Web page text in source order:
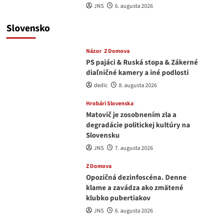
JNS 6. augusta 2026
Slovensko
Názor Z Domova
PS pajáci & Ruská stopa & Zákerné
diaľničné kamery a iné podlosti
dedic 8. augusta 2026
Hrobári Slovenska
Matovič je zosobnením zla a
degradácie politickej kultúry na
Slovensku
JNS 7. augusta 2026
Z Domova
Opozičná dezinfoscéna. Denne
klame a zavádza ako zmätené
klubko pubertiakov
JNS 6. augusta 2026